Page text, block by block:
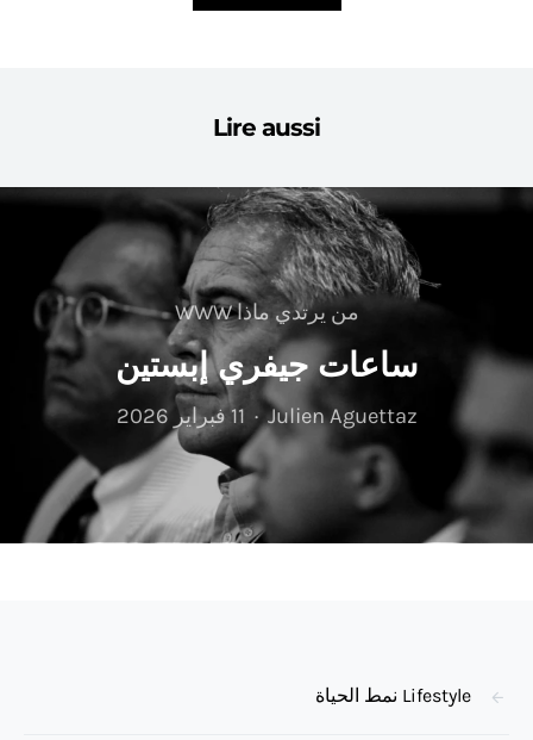
Lire aussi
من يرتدي ماذا WWW
ساعات جيفري إبستين
Julien Aguettaz 11 فبراير 2026
Lifestyle نمط الحياة